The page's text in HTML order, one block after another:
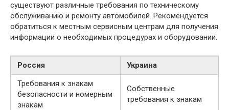
существуют различные требования по техническому
обслуживанию и ремонту автомобилей. Рекомендуется
обратиться к местным сервисным центрам для получения
информации о необходимых процедурах и оборудовании.
Россия
Украина
Требования к знакам
безопасности и номерным
знакам
Собственные
требования к знакам